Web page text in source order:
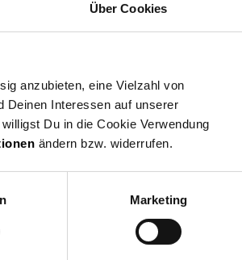
Über Cookies
anzubieten, eine Vielzahl von
Deinen Interessen auf unserer
Du in die Cookie Verwendung
ändern bzw. widerrufen.
Marketing
gibt es nur von JUWEL Verbindung der
Befüll- und Entnahmeklappen
ca. 700 Liter Nutzinhalt
Design und Qualität sind die obersten
spezialisiert. Dabei wird auf Funktionalität,
Produkten überzeugen: Sie